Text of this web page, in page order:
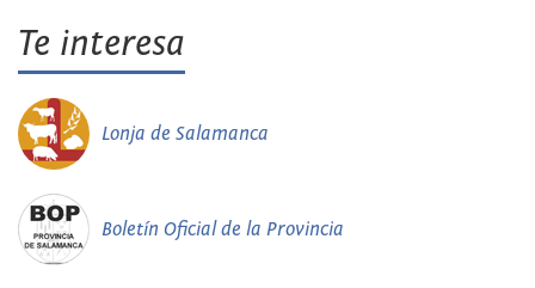
Te interesa
Lonja de Salamanca
Boletín Oficial de la Provincia